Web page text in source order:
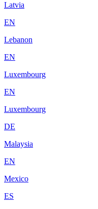
Latvia
EN
Lebanon
EN
Luxembourg
EN
Luxembourg
DE
Malaysia
EN
Mexico
ES